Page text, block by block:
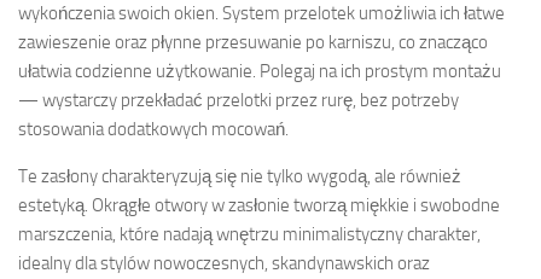
wykończenia swoich okien. System przelotek umożliwia ich łatwe
zawieszenie oraz płynne przesuwanie po karniszu, co znacząco
ułatwia codzienne użytkowanie. Polegaj na ich prostym montażu
— wystarczy przekładać przelotki przez rurę, bez potrzeby
stosowania dodatkowych mocowań.
Te zasłony charakteryzują się nie tylko wygodą, ale również
estetyką. Okrągłe otwory w zasłonie tworzą miękkie i swobodne
marszczenia, które nadają wnętrzu minimalistyczny charakter,
idealny dla stylów nowoczesnych, skandynawskich oraz